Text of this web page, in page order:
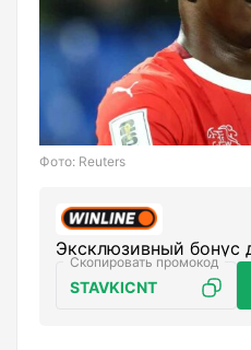
Фото: Reuters
Эксклюзивный бонус
STAVKICNT